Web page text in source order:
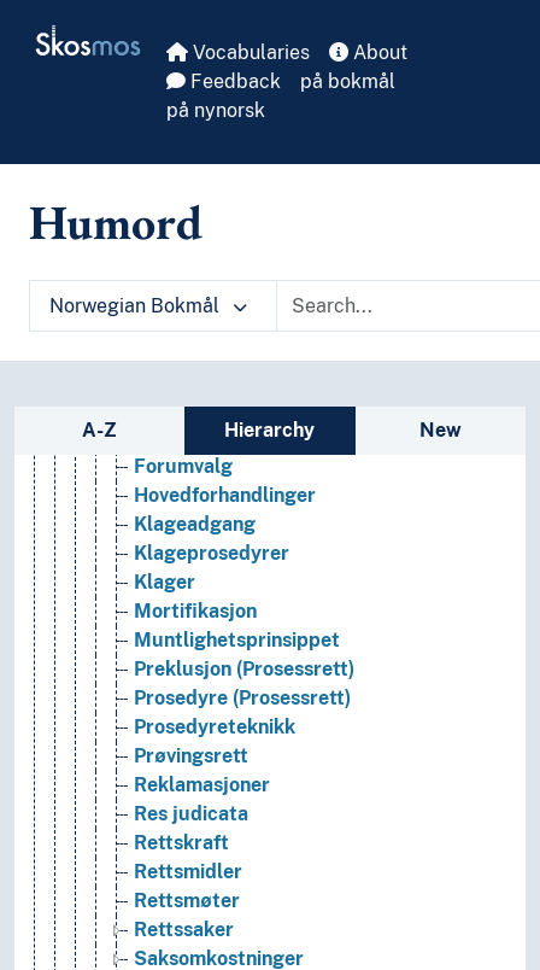
Skosmos Vocabularies
About
Feedback
på bokmål
på nynorsk
Humord
Norwegian Bokmål
Sidebar listing: list and traverse
A-Z Hierarchy New
Konkursrett
Kriminologi
Militærrett
Prosessrett
Advokatrett
Alternative tvisteløsninger
Forkynnelse (Rettsvitenskap)
Forumvalg
Hovedforhandlinger
Klageadgang
Klageprosedyrer
Klager
Mortifikasjon
Muntlighetsprinsippet
Preklusjon (Prosessrett)
Prosedyre (Prosessrett)
Prosedyreteknikk
Prøvingsrett
Reklamasjoner
Res judicata
Rettskraft
Rettsmidler
Rettsmøter
Rettssaker
Saksomkostninger